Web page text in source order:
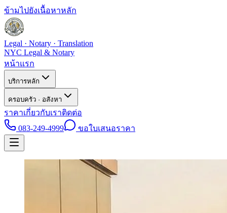
ข้ามไปยังเนื้อหาหลัก
Legal · Notary · Translation
NYC Legal & Notary
หน้าแรก
บริการหลัก
ครอบครัว · อสังหา
ราคาเกี่ยวกับเราติดต่อ
083-249-4999
ขอใบเสนอราคา